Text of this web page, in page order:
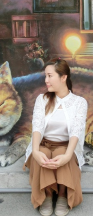
道
住
宿
入
園
免
門
部
落
文
化
體
驗
南
投
兩
天
一
夜